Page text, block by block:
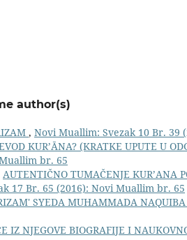
author(s)
, Novi Muallim: Svezak 10 Br. 39
KUR’ĀNA? (KRATKE UPUTE U
br. 65
AUTENTIČNO TUMAČENJE KUR’ANA
17 Br. 65 (2016): Novi Muallim br. 65
SYEDA MUHAMMADA
IZ NJEGOVE BIOGRAFIJE I